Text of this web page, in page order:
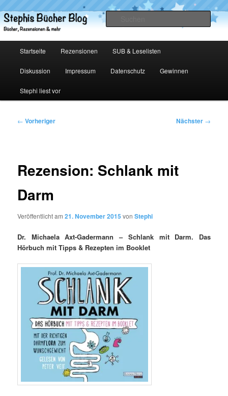
primären
Inhalt
Stephis Bücher Blog
Startseite Rezensionen SUB & Leselisten
Diskussion Impressum Datenschutz Gewinnen
Stephi liest vor
Beitragsnavigation
← Vorheriger Nächster →
Rezension: Schlank mit
Darm
Veröffentlicht am21. November 2015 vonStephi
Dr. Michaela Axt-Gadermann – Schlank mit Darm. Das
Hörbuch mit Tipps & Rezepten im Booklet